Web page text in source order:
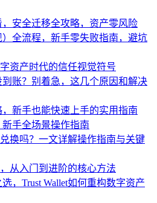
，安全迁移全攻略，资产零风险
）全流程，新手零失败指南，避坑
资产时代的信任视觉符号
到账？别着急，这几个原因和解决
，新手也能快速上手的实用指南
手全场景操作指南
换吗？一文详解操作指南与关键
从入门到进阶的核心方法
，Trust Wallet如何重构数字资产